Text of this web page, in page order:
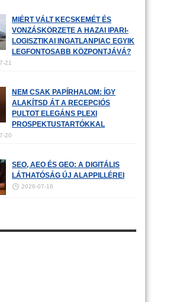
MIÉRT VÁLT KECSKEMÉT ÉS
VONZÁSKÖRZETE A HAZAI IPARI-
LOGISZTIKAI INGATLANPIAC EGYIK
LEGFONTOSABB KÖZPONTJÁVÁ?
21
NEM CSAK PAPÍRHALOM: ÍGY
ALAKÍTSD ÁT A RECEPCIÓS
PULTOT ELEGÁNS PLEXI
PROSPEKTUSTARTÓKKAL
20
SEO, AEO ÉS GEO: A DIGITÁLIS
LÁTHATÓSÁG ÚJ ALAPPILLÉREI
2026-07-16